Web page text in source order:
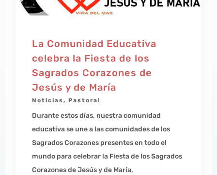
La Comunidad Educativa
celebra la Fiesta de los
Sagrados Corazones de
Jesús y de María
Noticias, Pastoral
Durante estos días, nuestra comunidad
educativa se une a las comunidades de los
Sagrados Corazones presentes en todo el
mundo para celebrar la Fiesta de los Sagrados
Corazones de Jesús y de María,